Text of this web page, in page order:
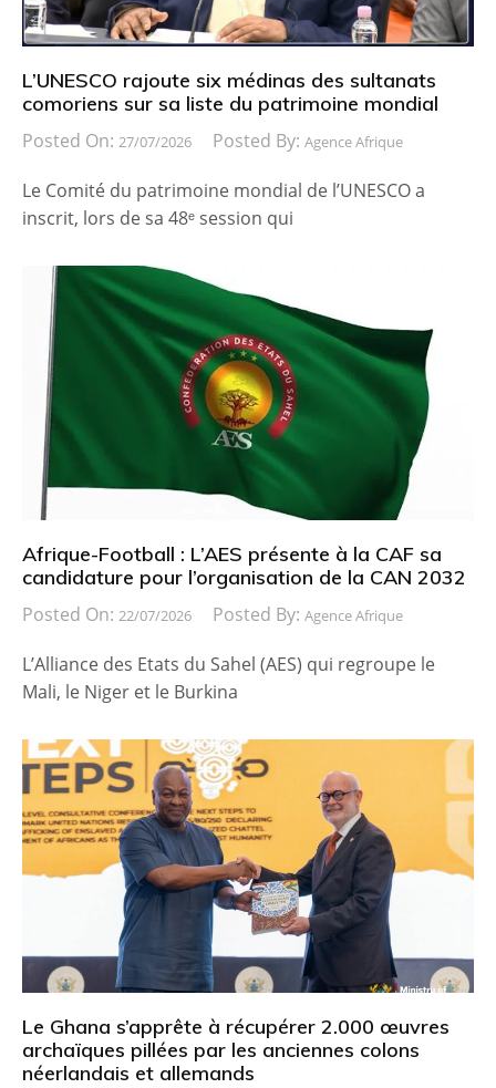
L’UNESCO rajoute six médinas des sultanats
comoriens sur sa liste du patrimoine mondial
Posted On: 27/07/2026 Posted By: Agence Afrique
Le Comité du patrimoine mondial de l’UNESCO a
inscrit, lors de sa 48ᵉ session qui
Afrique-Football : L’AES présente à la CAF sa
candidature pour l’organisation de la CAN 2032
Posted On: 22/07/2026 Posted By: Agence Afrique
L’Alliance des Etats du Sahel (AES) qui regroupe le
Mali, le Niger et le Burkina
Le Ghana s’apprête à récupérer 2.000 œuvres
archaïques pillées par les anciennes colons
néerlandais et allemands